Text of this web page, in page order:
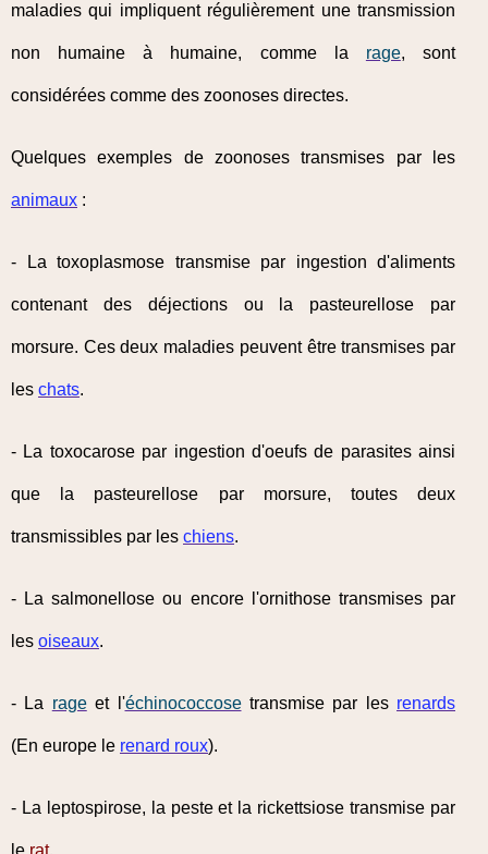
maladies qui impliquent régulièrement une transmission
non humaine à humaine, comme la rage, sont
considérées comme des zoonoses directes.
Quelques exemples de zoonoses transmises par les
animaux :
- La toxoplasmose transmise par ingestion d'aliments
contenant des déjections ou la pasteurellose par
morsure. Ces deux maladies peuvent être transmises par
les chats.
- La toxocarose par ingestion d'oeufs de parasites ainsi
que la pasteurellose par morsure, toutes deux
transmissibles par les chiens.
- La salmonellose ou encore l'ornithose transmises par
les oiseaux.
- La rageet l'échinococcosetransmise par les renards
(En europe le renard roux).
- La leptospirose, la peste et la rickettsiose transmise par
le rat.